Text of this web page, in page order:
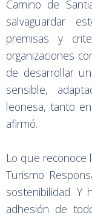
Camino de
salvaguardar
premisas y
organizaciones
de desarrollar
sensible,
leonesa, tanto
afirmó.
Lo que reconoce
Turismo
sostenibilidad. Y
adhesión de